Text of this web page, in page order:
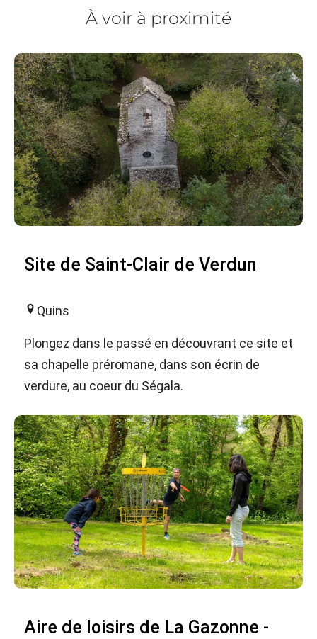
À voir à proximité
Site de Saint-Clair de Verdun
Quins
Plongez dans le passé en découvrant ce site et
sa chapelle préromane, dans son écrin de
verdure, au coeur du Ségala.
Aire de loisirs de La Gazonne -